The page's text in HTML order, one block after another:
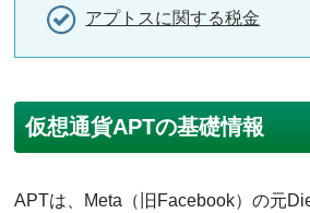
アプトスに関する税金
仮想通貨APTの基礎情報
APTは、Meta（旧Facebook）の元